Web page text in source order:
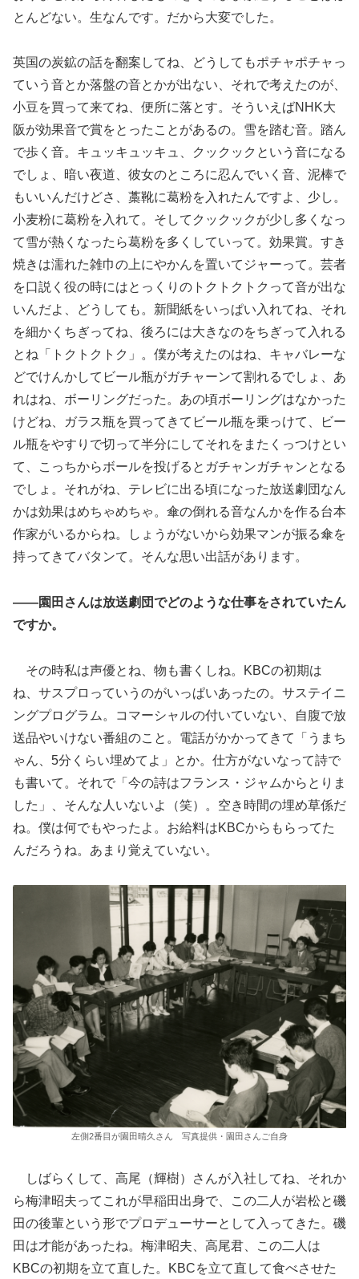
とんどない。生なんです。だから大変でした。
英国の炭鉱の話を翻案してね、どうしてもポチャポチャっ
ていう音とか落盤の音とかが出ない、それで考えたのが、
小豆を買って来てね、便所に落とす。そういえばNHK大
阪が効果音で賞をとったことがあるの。雪を踏む音。踏ん
で歩く音。キュッキュッキュ、クックックという音になる
でしょ、暗い夜道、彼女のところに忍んでいく音、泥棒で
もいいんだけどさ、藁靴に葛粉を入れたんですよ、少し。
小麦粉に葛粉を入れて。そしてクックックが少し多くなっ
て雪が熱くなったら葛粉を多くしていって。効果賞。すき
焼きは濡れた雑巾の上にやかんを置いてジャーって。芸者
を口説く役の時にはとっくりのトクトクトクって音が出な
いんだよ、どうしても。新聞紙をいっぱい入れてね、それ
を細かくちぎってね、後ろには大きなのをちぎって入れる
とね「トクトクトク」。僕が考えたのはね、キャバレーな
どでけんかしてビール瓶がガチャーンて割れるでしょ、あ
れはね、ボーリングだった。あの頃ボーリングはなかった
けどね、ガラス瓶を買ってきてビール瓶を乗っけて、ビー
ル瓶をやすりで切って半分にしてそれをまたくっつけとい
て、こっちからボールを投げるとガチャンガチャンとなる
でしょ。それがね、テレビに出る頃になった放送劇団なん
かは効果はめちゃめちゃ。傘の倒れる音なんかを作る台本
作家がいるからね。しょうがないから効果マンが振る傘を
持ってきてバタンて。そんな思い出話があります。
――園田さんは放送劇団でどのような仕事をされていたん
ですか。
その時私は声優とね、物も書くしね。KBCの初期は
ね、サスプロっていうのがいっぱいあったの。サステイニ
ングプログラム。コマーシャルの付いていない、自腹で放
送品やいけない番組のこと。電話がかかってきて「うまち
ゃん、5分くらい埋めてよ」とか。仕方がないなって詩で
も書いて。それで「今の詩はフランス・ジャムからとりま
した」、そんな人いないよ（笑）。空き時間の埋め草係だ
ね。僕は何でもやったよ。お給料はKBCからもらってた
んだろうね。あまり覚えていない。
左側2番目が園田晴久さん 写真提供・園田さんご自身
しばらくして、高尾（輝樹）さんが入社してね、それか
ら梅津昭夫ってこれが早稲田出身で、この二人が岩松と磯
田の後輩という形でプロデューサーとして入ってきた。磯
田は才能があったね。梅津昭夫、高尾君、この二人は
KBCの初期を立て直した。KBCを立て直して食べさせた